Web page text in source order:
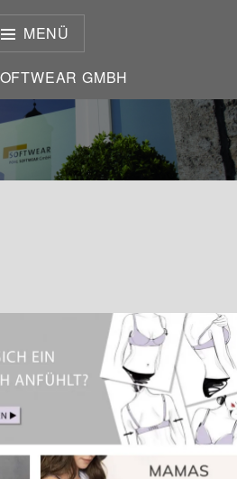
MENÜ
GMBH
GMBH